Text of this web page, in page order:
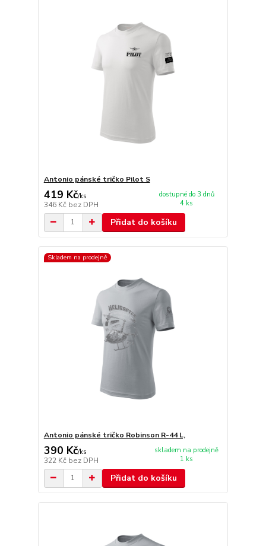
Antonio pánské tričko Pilot S
419 Kč/ks
346 Kč bez DPH
dostupné do 3 dnů
4 ks
Přidat do košíku
Skladem na prodejně
Antonio pánské tričko Robinson R-44 L,
390 Kč/ks
322 Kč bez DPH
skladem na prodejně
1 ks
Přidat do košíku